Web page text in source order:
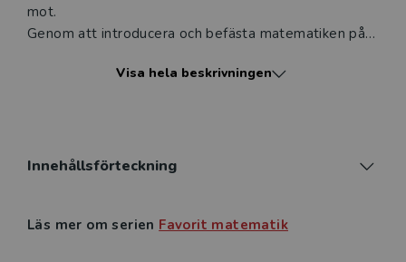
mot.
Genom att introducera och befästa matematiken på
får alla elever möjlighet att nå sin fulla potential.
elevboken, men har kompletterats med
Boksidorna har kompletterats med länkar till material
Visa hela beskrivningen
Innehållsförteckning
Läs mer om serien Favorit matematik